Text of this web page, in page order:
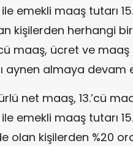
emekli maaş tutarı
kişilerden herhangi
maaş, ücret ve
aynen almaya devam
net maaş, 13.’cü
emekli maaş tutarı
olan kişilerden %20